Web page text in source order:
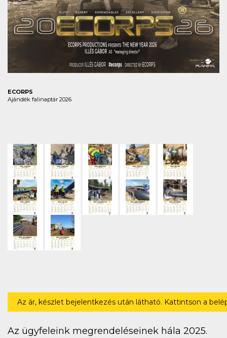
ECORPS
Ajándék falinaptár 2026
Az ár, készlet bejelentkezés után látható. Kattintson a
Az ügyfeleink megrendeléseinek hála 2025.